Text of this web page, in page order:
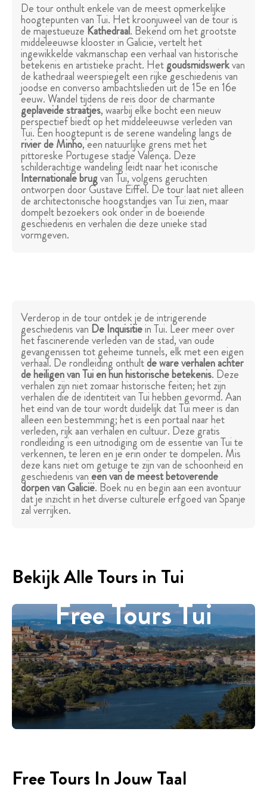
De tour onthult enkele van de meest opmerkelijke
hoogtepunten van Tui. Het kroonjuweel van de tour is
de majestueuze Kathedraal. Bekend om het grootste
middeleeuwse klooster in Galicië, vertelt het
ingewikkelde vakmanschap een verhaal van historische
betekenis en artistieke pracht. Hetgoudsmidswerkvan
de kathedraal weerspiegelt een rijke geschiedenis van
joodse en converso ambachtslieden uit de 15e en 16e
eeuw. Wandel tijdens de reis door de charmante
geplaveide straatjes, waarbij elke bocht een nieuw
perspectief biedt op het middeleeuwse verleden van
Tui. Een hoogtepunt is de serene wandeling langs de
rivier de Minho, een natuurlijke grens met het
pittoreske Portugese stadje Valença. Deze
schilderachtige wandeling leidt naar het iconische
Internationale brugvan Tui, volgens geruchten
ontworpen door Gustave Eiffel. De tour laat niet alleen
de architectonische hoogstandjes van Tui zien, maar
dompelt bezoekers ook onder in de boeiende
geschiedenis en verhalen die deze unieke stad
vormgeven.
Verderop in de tour ontdek je de intrigerende
geschiedenis van De Inquisitiein Tui. Leer meer over
het fascinerende verleden van de stad, van oude
gevangenissen tot geheime tunnels, elk met een eigen
verhaal. De rondleiding onthultde ware verhalen achter
de heiligen van Tui en hun historische betekenis. Deze
verhalen zijn niet zomaar historische feiten; het zijn
verhalen die de identiteit van Tui hebben gevormd. Aan
het eind van de tour wordt duidelijk dat Tui meer is dan
alleen een bestemming; het is een portaal naar het
verleden, rijk aan verhalen en cultuur. Deze gratis
rondleiding is een uitnodiging om de essentie van Tui te
verkennen, te leren en je erin onder te dompelen. Mis
deze kans niet om getuige te zijn van de schoonheid en
geschiedenis vaneen van de meest betoverende
dorpen van Galicië. Boek nu en begin aan een avontuur
dat je inzicht in het diverse culturele erfgoed van Spanje
zal verrijken.
Bekijk Alle Tours in Tui
Free Tours Tui
Free Tours In Jouw Taal